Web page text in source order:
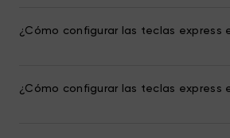
¿Cómo configurar las teclas express
¿Cómo configurar las teclas express